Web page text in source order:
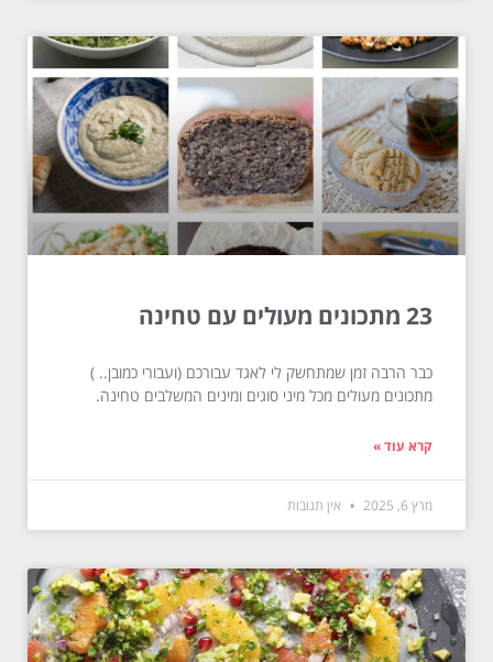
23 מתכונים מעולים עם טחינה
כבר הרבה זמן שמתחשק לי לאגד עבורכם (ועבורי כמובן.. )
מתכונים מעולים מכל מיני סוגים ומינים המשלבים טחינה.
קרא עוד »
מרץ 6, 2025 אין תגובות